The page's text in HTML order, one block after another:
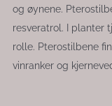
og øynene.
resveratrol. I planter
rolle. Pterostilbene
vinranker og